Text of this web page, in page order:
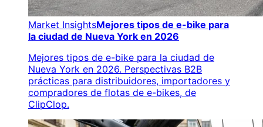
Market InsightsMejores tipos de e-bike para
la ciudad de Nueva York en 2026
Mejores tipos de e-bike para la ciudad de
Nueva York en 2026. Perspectivas B2B
prácticas para distribuidores, importadores y
compradores de flotas de e-bikes, de
ClipClop.